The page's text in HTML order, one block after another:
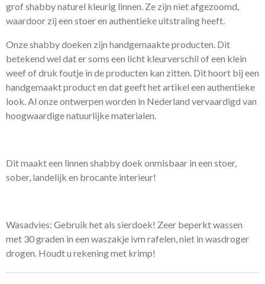
grof shabby naturel kleurig linnen. Ze zijn niet afgezoomd,
waardoor zij een stoer en authentieke uitstraling heeft.
Onze shabby doeken zijn handgemaakte producten. Dit
betekend wel dat er soms een licht kleurverschil of een klein
weef of druk foutje in de producten kan zitten. Dit hoort bij een
handgemaakt product en dat geeft het artikel een authentieke
look. Al onze ontwerpen worden in Nederland vervaardigd van
hoogwaardige natuurlijke materialen.
Dit maakt een linnen shabby doek onmisbaar in een stoer,
sober, landelijk en brocante interieur!
Wasadvies: Gebruik het als sierdoek! Zeer beperkt wassen
met 30 graden in een waszakje ivm rafelen, niet in wasdroger
drogen. Houdt u rekening met krimp!